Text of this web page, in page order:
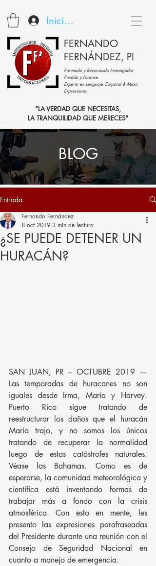
Iniciar sesión
FERNANDO
FERNÁNDEZ, PI
Premiado y Reconocido Investigador
Privado y Forense
Experto en Lenguaje Corporal & Micro
Expresiones
"LA VERDAD QUE NECESITAS,
LA TRANQUILIDAD QUE MERECES"
BLOG
Entrada
¿SE PUEDE DETENER UN
HURACÁN?
Fernando Fernández
8 oct 2019 3 min de lectura
SAN JUAN, PR – OCTUBRE 2019 —
Las temporadas de huracanes no son
iguales desde Irma, María y Harvey.
Puerto Rico sigue tratando de
reestructurar los daños que el huracán
María trajo, y no somos los únicos
tratando de recuperar la normalidad
luego de estas catástrofes naturales.
Véase las Bahamas. Como es de
esperarse, la comunidad meteorológica y
científica está inventando formas de
trabajar más a fondo con la crisis
atmosférica. Con esto en mente, les
presento las expresiones parafraseadas
del Presidente durante una reunión con el
Consejo de Seguridad Nacional en
cuanto a manejo de emergencia.